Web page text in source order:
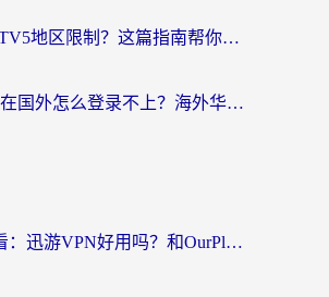
海外看CCTV5地区限制？这篇指南帮你流畅看欧洲杯、NBA还听中文解说
交管12123在国外怎么登录不上？海外华人必看的回国加速器选择指南
海外党必看：迅游VPN好用吗？和OurPlay VPN对比哪个回国效果更好？附真实体验测评